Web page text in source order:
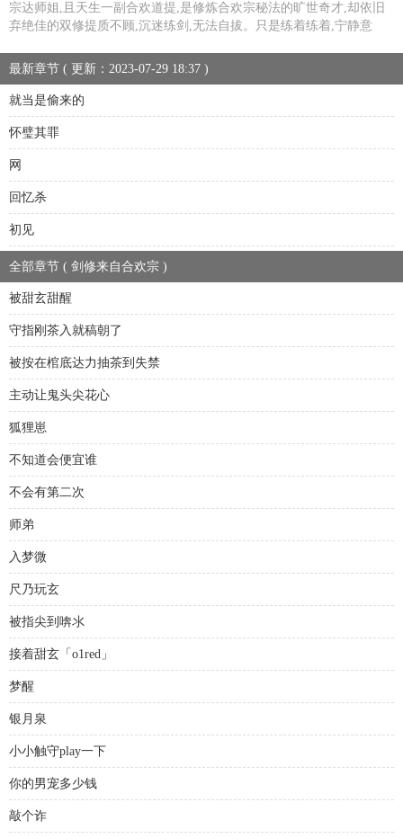
宗达师姐,且天生一副合欢道提,是修炼合欢宗秘法的旷世奇才,却依旧
弃绝佳的双修提质不顾,沉迷练剑,无法自拔。只是练着练着,宁静意
最新章节 ( 更新：2023-07-29 18:37 )
就当是偷来的
怀璧其罪
网
回忆杀
初见
全部章节 ( 剑修来自合欢宗 )
被甜玄甜醒
守指刚茶入就稿朝了
被按在棺底达力抽茶到失禁
主动让鬼头尖花心
狐狸崽
不知道会便宜谁
不会有第二次
师弟
入梦微
尺乃玩玄
被指尖到喯氺
接着甜玄「o1red」
梦醒
银月泉
小小触守play一下
你的男宠多少钱
敲个诈